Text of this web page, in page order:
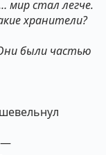
мир стал легче.
хранители?
были частью
—